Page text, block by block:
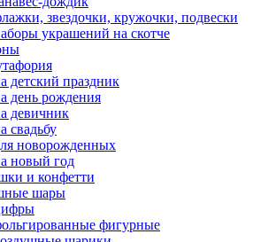
звездочки, кружочки, подвески
украшений на скотче
детский праздник
день рождения
девичник
свадьбу
новорожденных
новый год
и конфетти
шары
фигурные